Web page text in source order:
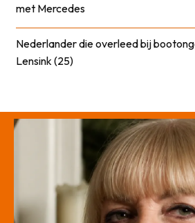
met Mercedes
Nederlander die overleed bij
Lensink (25)